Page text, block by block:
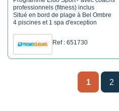
professionnels (fitness) inclus
Situé en bord de plage à Bel Ombre
4 piscines et 1 spa d'exception
Ref : 651730
1 2